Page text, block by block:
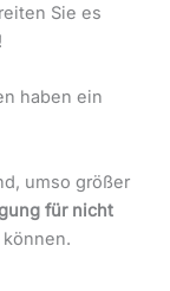
Sie es
haben ein
umso größer
für nicht